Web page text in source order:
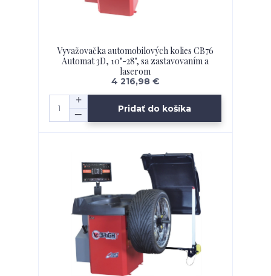
Vyvažovačka automobilových kolies CB76
Automat 3D, 10"-28", sa zastavovaním a
laserom
4 216,98 €
Pridať do košíka